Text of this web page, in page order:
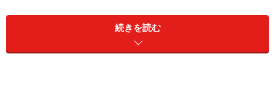
続きを読む